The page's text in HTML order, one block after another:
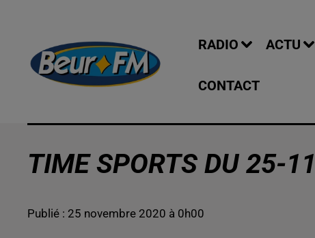
RADIO ACTU
CONTACT
TIME SPORTS DU 25-
Publié : 25 novembre 2020 à 0h00